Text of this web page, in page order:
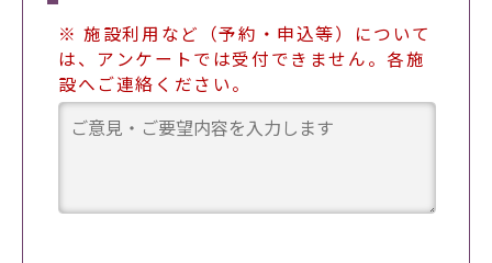
※ 施設利用など（予約・申込等）について
は、アンケートでは受付できません。各施
設へご連絡ください。